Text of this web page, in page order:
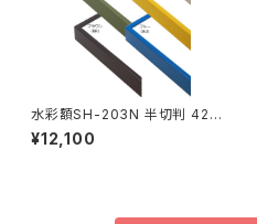
水彩額SH-203N 半切判 423
×545ミリ
¥12,100